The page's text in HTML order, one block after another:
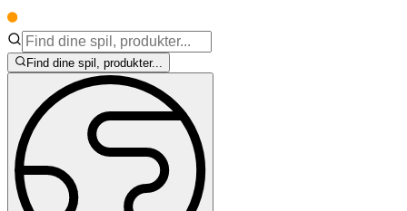
Find dine spil, produkter...